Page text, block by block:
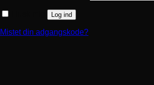
Log ind
Mistet din adgangskode?